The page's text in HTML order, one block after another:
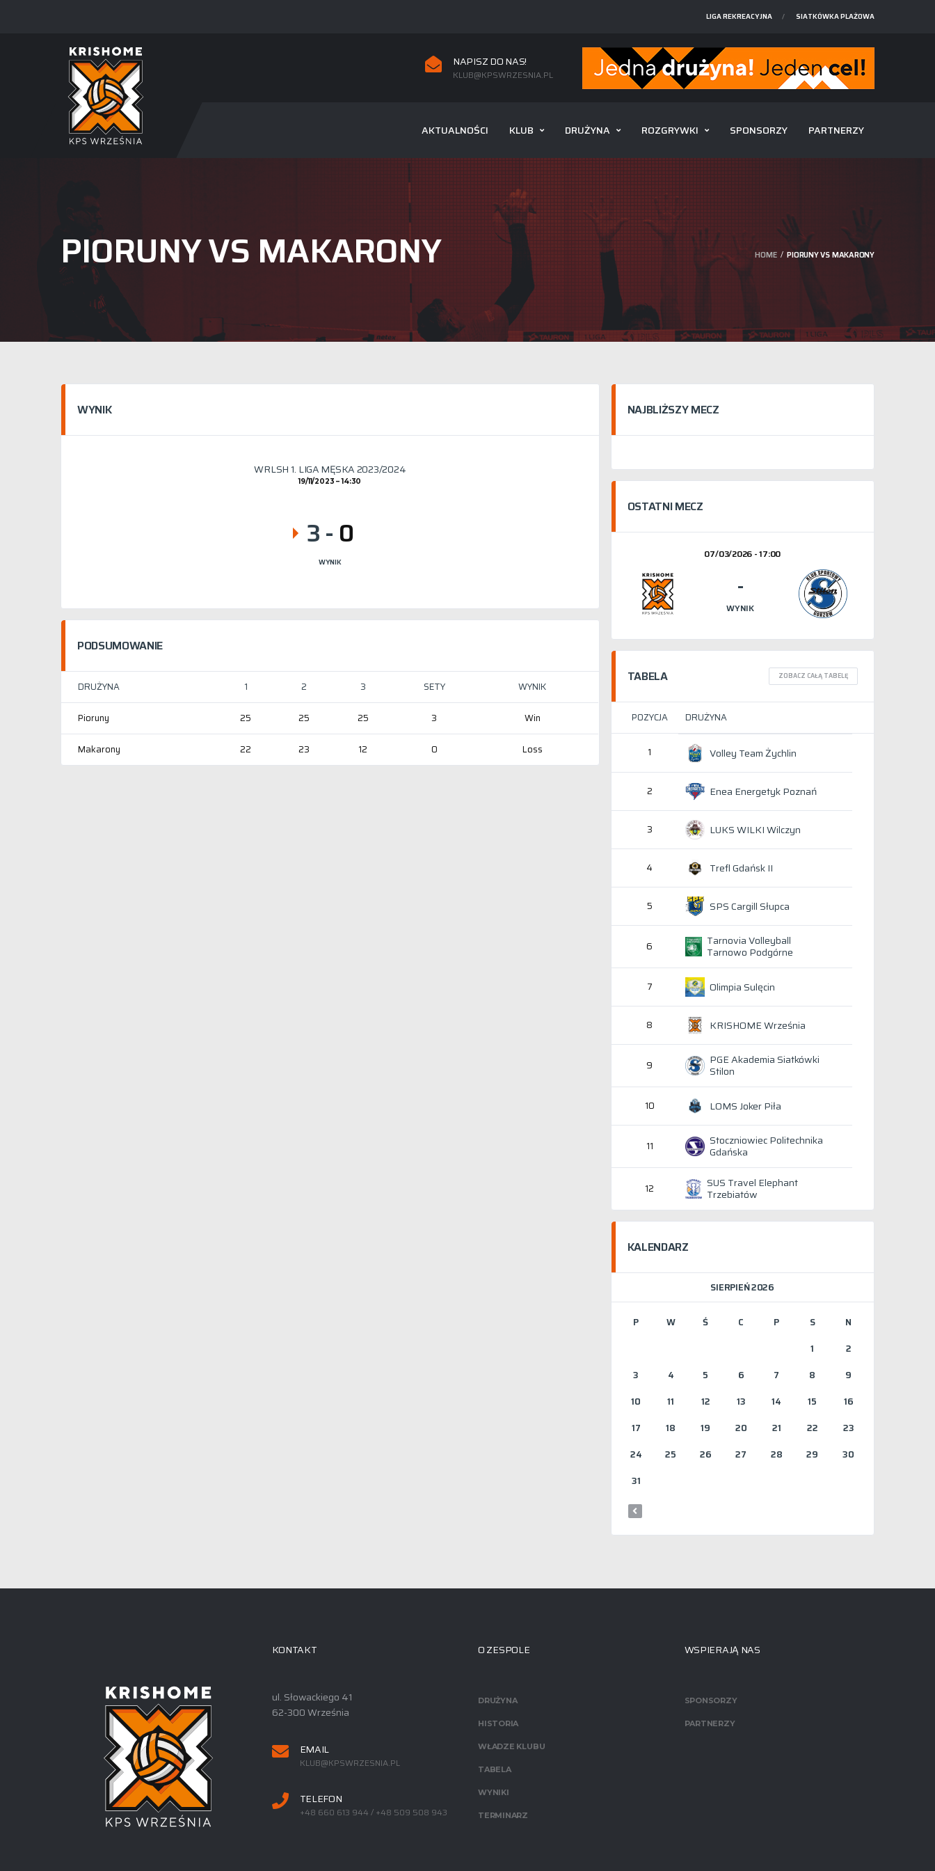
LIGA REKREACYJNA SIATKÓWKA PLAŻOWA
NAPISZ DO NAS!
KLUB@KPSWRZESNIA.PL
AKTUALNOŚCI KLUB DRUŻYNA ROZGRYWKI SPONSORZY PARTNERZY
PIORUNY VS MAKARONY HOME PIORUNY VS MAKARONY
WYNIK
WRLSH 1. LIGA MĘSKA 2023/2024
19/11/2023 14:30
3- 0
WYNIK
PODSUMOWANIE
DRUŻYNA 1 2 3 SETY WYNIK
Pioruny 25 25 25 3 Win
Makarony 22 23 12 0 Loss
NAJBLIŻSZY MECZ
OSTATNI MECZ
07/03/2026 - 17:00
-
WYNIK
TABELA ZOBACZ CAŁĄ TABELĘ
POZYCJA DRUŻYNA
1 Volley Team Żychlin
2 Enea Energetyk Poznań
3 LUKS WILKI Wilczyn
4 Trefl Gdańsk II
5 SPS Cargill Słupca
6 Tarnovia Volleyball
Tarnowo Podgórne
7 Olimpia Sulęcin
8 KRISHOME Września
9 PGE Akademia Siatkówki
Stilon
10 LOMS Joker Piła
11 Stoczniowiec Politechnika
Gdańska
12 SUS Travel Elephant
Trzebiatów
KALENDARZ
SIERPIEŃ 2026
P W Ś C P S
N
1
2
3
4 5 6 7 8
9
10
11 12 13 14 15
16
17
18 19 20 21 22
23
24
25 26 27 28 29
30
31
KONTAKT
ul. Słowackiego 41
62-300 Września
EMAIL
KLUB@KPSWRZESNIA.PL
TELEFON
+48 660 613 944 / +48 509 508 943
O ZESPOLE
DRUŻYNA
HISTORIA
WŁADZE KLUBU
TABELA
WYNIKI
TERMINARZ
WSPIERAJĄ NAS
SPONSORZY
PARTNERZY